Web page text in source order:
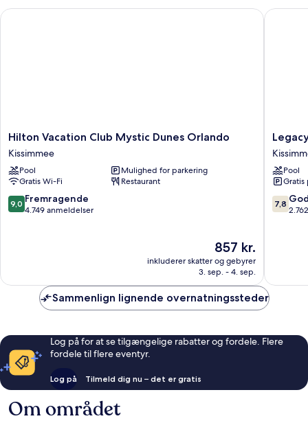
Hilton
Vacation
Club
Mystic
Dunes
Orlando
Kissimmee
Hilton Vacation Club Mystic Dunes Orlando
Kissimmee
Pool
Mulighed for parkering
Gratis Wi-Fi
Restaurant
9.0
ud
9,0 Fremragende
4.749 anmeldelser
Prisen
857 kr.
857 kr.
inkluderer skatter og gebyrer
3. sep. - 4. sep.
Hilton Vacation Club Mystic Dunes Orlando
Legacy
Vacation
Resorts
-
Pool
Gratis
7.8
ud
7,8
Legacy
Sammenlign lignende overnatningssteder
Log på for at se tilgængelige rabatter og fordele. Flere
fordele til flere eventyr.
Log på Tilmeld dig nu – det er gratis
Om området